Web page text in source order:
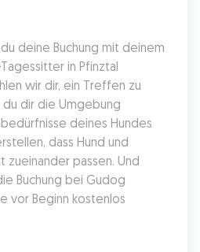
deine Buchung mit deinem
in Pfinztal
wir dir, ein Treffen zu
du dir die Umgebung
deines Hundes
dass Hund und
passen. Und
Buchung bei Gudog
vor Beginn kostenlos